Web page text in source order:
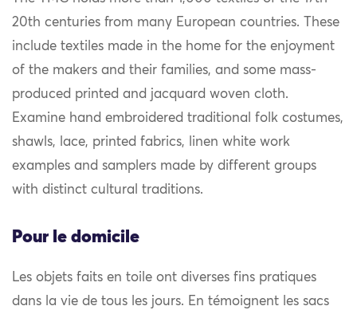
20th centuries from many European countries. These
include textiles made in the home for the enjoyment
of the makers and their families, and some mass-
produced printed and jacquard woven cloth.
Examine hand embroidered traditional folk costumes,
shawls, lace, printed fabrics, linen white work
examples and samplers made by different groups
with distinct cultural traditions.
Pour le domicile
Les objets faits en toile ont diverses fins pratiques
dans la vie de tous les jours. En témoignent les sacs